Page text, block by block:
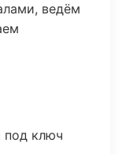
ведём
под ключ